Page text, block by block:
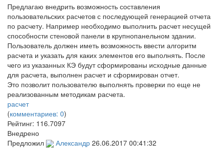
Предлагаю внедрить возможность составления
пользовательских расчетов с последующей генерацией отчета
по расчету. Например необходимо выполнить расчет несущей
способности стеновой панели в крупнопанельном здании.
Пользователь должен иметь возможность ввести алгоритм
расчета и указать для каких элементов его выполнять. После
чего из указанных КЭ будут сформированы исходные данные
для расчета, выполнен расчет и сформирован отчет.
Это позволит пользователю выполнять проверки по еще не
реализованным методикам расчета.
расчет
(комментариев: 0)
Рейтинг: 116.7097
Внедрено
Предложил
Александр 26.06.2017 00:41:32